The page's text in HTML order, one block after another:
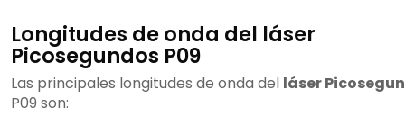
Longitudes de onda del láser
Picosegundos P09
Las principales longitudes de onda del láser
P09 son: